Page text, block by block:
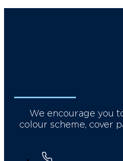
We encourage you
colour scheme, cover